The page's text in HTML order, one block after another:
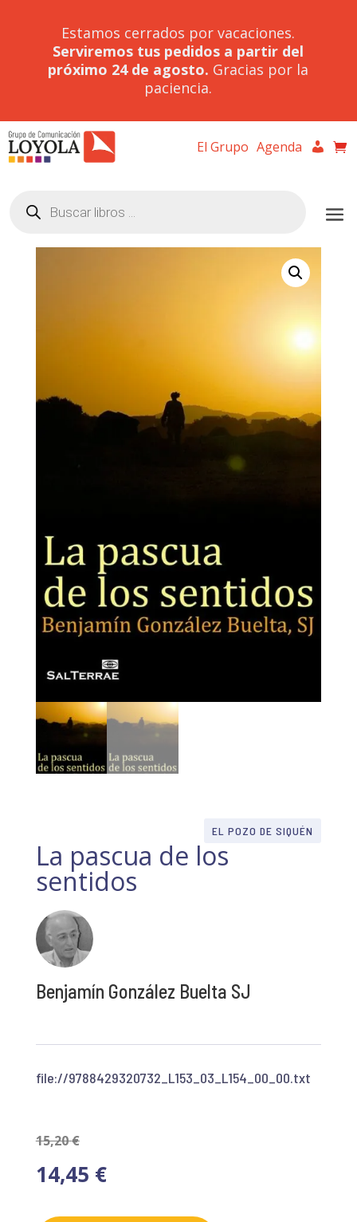
Estamos cerrados por vacaciones.
Serviremos tus pedidos a partir del
próximo 24 de agosto. Gracias por la
paciencia.
El Grupo Agenda
productos
EL POZO DE SIQUÉN
La pascua de los
sentidos
Benjamín González Buelta SJ
file://9788429320732_L153_03_L154_00_00.txt
15,20€
14,45 €